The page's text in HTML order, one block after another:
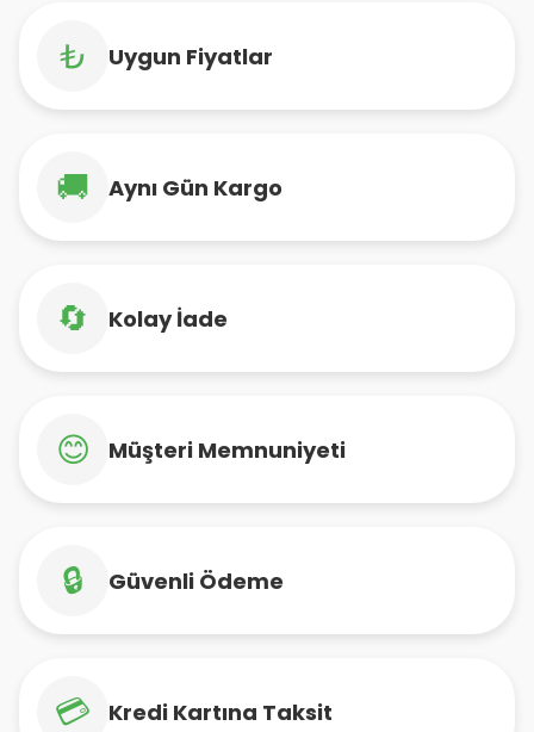
₺ Uygun Fiyatlar
🚚 Aynı Gün Kargo
🔄 Kolay İade
😊 Müşteri Memnuniyeti
🔒 Güvenli Ödeme
💳 Kredi Kartına Taksit